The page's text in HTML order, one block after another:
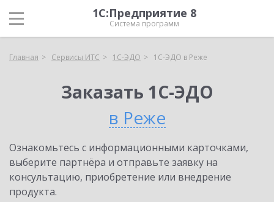
1С:Предприятие 8
Система программ
Главная Сервисы ИТС 1С-ЭДО 1С-ЭДО в Реже
Заказать 1С-ЭДО
в Реже
Ознакомьтесь с информационными карточками,
выберите партнёра и отправьте заявку на
консультацию, приобретение или внедрение
продукта.